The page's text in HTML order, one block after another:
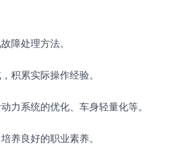
障处理方法。
积累实际操作经验。
力系统的优化、车身轻量化等。
养良好的职业素养。